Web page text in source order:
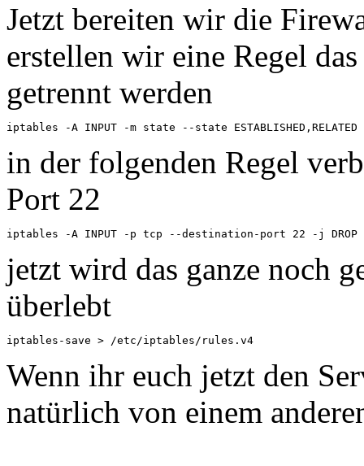
Jetzt bereiten wir die
erstellen wir eine Regel
getrennt werden
iptables -A INPUT -m state --state ESTABLISHED,RELATED
in der folgenden Regel
Port 22
iptables -A INPUT -p tcp --destination-port 22 -j DROP
jetzt wird das ganze noch
überlebt
iptables-save > /etc/iptables/rules.v4
Wenn ihr euch jetzt den
natürlich von einem